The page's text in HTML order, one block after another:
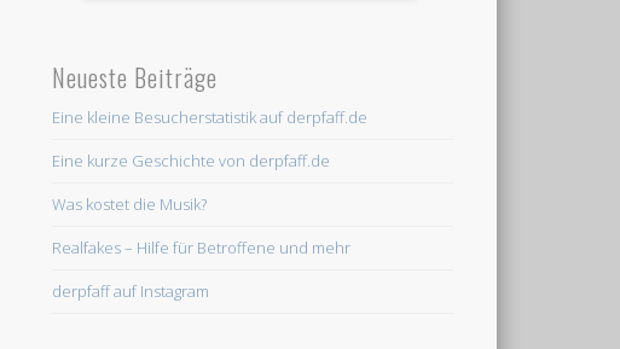
Neueste Beiträge
Eine kleine Besucherstatistik auf derpfaff.de
Eine kurze Geschichte von derpfaff.de
Was kostet die Musik?
Realfakes – Hilfe für Betroffene und mehr
derpfaff auf Instagram